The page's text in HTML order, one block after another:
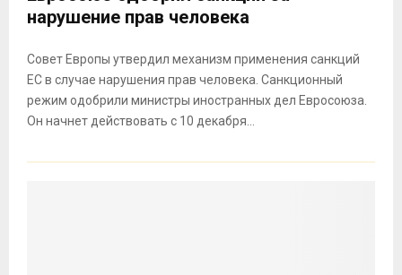
нарушение прав человека
Совет Европы утвердил механизм применения санкций
ЕС в случае нарушения прав человека. Санкционный
режим одобрили министры иностранных дел Евросоюза.
Он начнет действовать с 10 декабря...